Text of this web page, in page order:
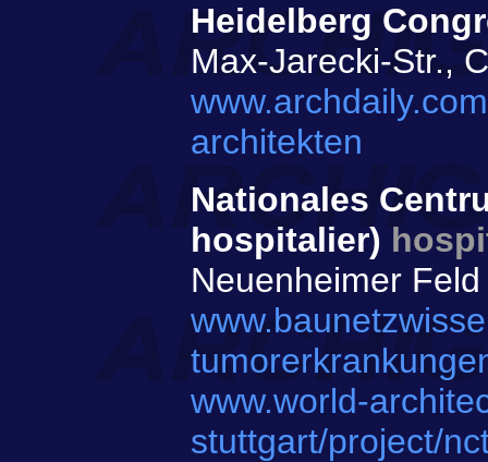
Heidelberg
Max-Jarecki-Str.,
architekten
Nationales
hospitalier)
Neuenheimer
www.world-
stuttgart/project/